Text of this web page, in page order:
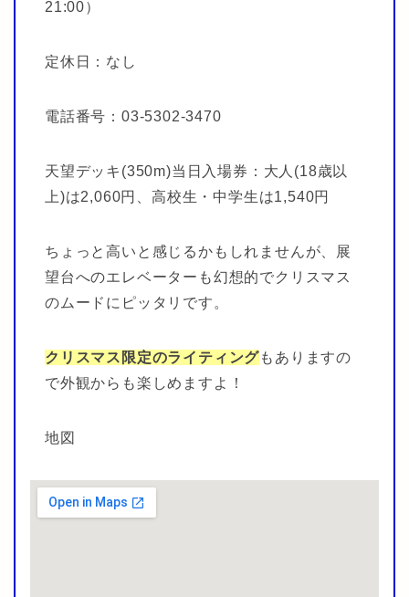
21:00）
定休日：なし
電話番号：03-5302-3470
天望デッキ(350m)当日入場券：大人(18歳以
上)は2,060円、高校生・中学生は1,540円
ちょっと高いと感じるかもしれませんが、展
望台へのエレベーターも幻想的でクリスマス
のムードにピッタリです。
クリスマス限定のライティングもありますの
で外観からも楽しめますよ！
地図